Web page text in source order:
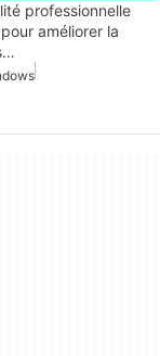
professionnelle
améliorer la